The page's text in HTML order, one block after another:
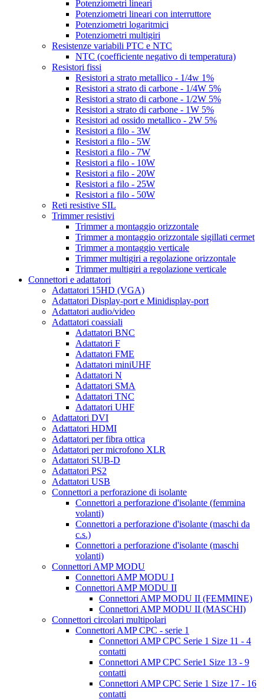
Potenziometri lineari
Potenziometri lineari con interruttore
Potenziometri logaritmici
Potenziometri multigiri
Resistenze variabili PTC e NTC
NTC (coefficiente negativo di temperatura)
Resistori fissi
Resistori a strato metallico - 1/4w 1%
Resistori a strato di carbone - 1/4W 5%
Resistori a strato di carbone - 1/2W 5%
Resistori a strato di carbone - 1W 5%
Resistori ad ossido metallico - 2W 5%
Resistori a filo - 3W
Resistori a filo - 5W
Resistori a filo - 7W
Resistori a filo - 10W
Resistori a filo - 20W
Resistori a filo - 25W
Resistori a filo - 50W
Reti resistive SIL
Trimmer resistivi
Trimmer a montaggio orizzontale
Trimmer a montaggio orizzontale sigillati cermet
Trimmer a montaggio verticale
Trimmer multigiri a regolazione orizzontale
Trimmer multigiri a regolazione verticale
Connettori e adattatori
Adattatori 15HD (VGA)
Adattatori Display-port e Minidisplay-port
Adattatori audio/video
Adattatori coassiali
Adattatori BNC
Adattatori F
Adattatori FME
Adattatori miniUHF
Adattatori N
Adattatori SMA
Adattatori TNC
Adattatori UHF
Adattatori DVI
Adattatori HDMI
Adattatori per fibra ottica
Adattatori per microfono XLR
Adattatori SUB-D
Adattatori PS2
Adattatori USB
Connettori a perforazione di isolante
Connettori a perforazione d'isolante (femmina
volanti)
Connettori a perforazione d'isolante (maschi da
c.s.)
Connettori a perforazione d'isolante (maschi
volanti)
Connettori AMP MODU
Connettori AMP MODU I
Connettori AMP MODU II
Connettori AMP MODU II (FEMMINE)
Connettori AMP MODU II (MASCHI)
Connettori circolari multipolari
Connettori AMP CPC - serie 1
Connettori AMP CPC Serie 1 Size 11 - 4
contatti
Connettori AMP CPC Serie1 Size 13 - 9
contatti
Connettori AMP CPC Serie 1 Size 17 - 16
contatti